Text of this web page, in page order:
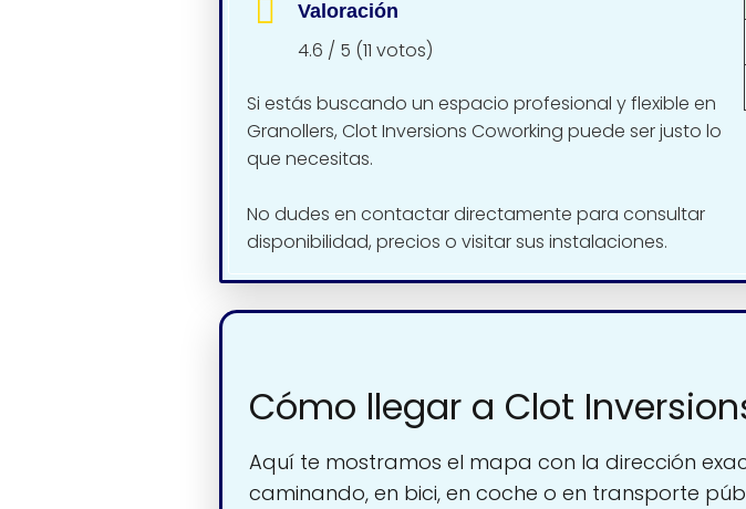
Valoración
4.6 / 5 (11 votos)
Si estás buscando un espacio profesional y flexible en
Granollers, Clot Inversions Coworking puede ser justo lo
que necesitas.
No dudes en contactar directamente para consultar
disponibilidad, precios o visitar sus instalaciones.
Cómo llegar a Clot
Aquí te mostramos el mapa con la dirección
caminando, en bici, en coche o en transporte